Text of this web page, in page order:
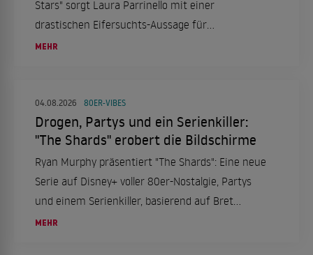
Stars" sorgt Laura Parrinello mit einer
drastischen Eifersuchts-Aussage für
Gesprächsstoff. Gleichzeitig kursieren Gerüchte
MEHR
04.08.2026 80ER-VIBES
Drogen, Partys und ein Serienkiller:
"The Shards" erobert die Bildschirme
Ryan Murphy präsentiert "The Shards": Eine neue
Serie auf Disney+ voller 80er-Nostalgie, Partys
und einem Serienkiller, basierend auf Bret
Easton Ellis' Roman.
MEHR